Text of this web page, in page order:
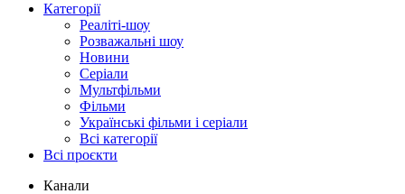
Категорії
Реаліті-шоу
Розважальні шоу
Новини
Серіали
Мультфільми
Фільми
Українські фільми і серіали
Всі категорії
Всі проєкти
Канали